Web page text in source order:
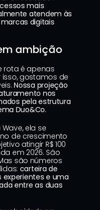
mais
atendem às
digitais
ambição
rota é apenas
gostamos de
Nossa projeção
nos
pela estrutura
Duo&Co.
ela se
de crescimento
atingir R$ 100
em 2026. São
são números
carteira de
experientes e uma
entre as duas